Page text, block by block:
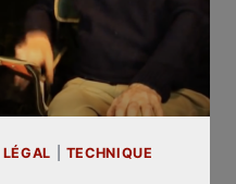
LÉGAL TECHNIQUE